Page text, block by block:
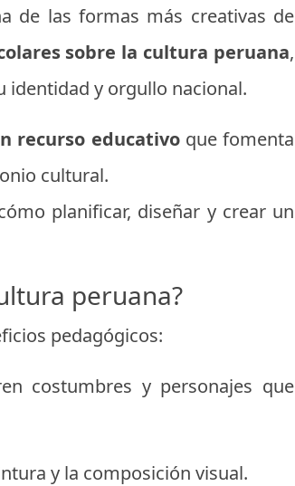
de las formas más creativas de
sobre la cultura peruana,
identidad y orgullo nacional.
recurso educativoque fomenta
cultural.
planificar, diseñar y crear un
peruana?
pedagógicos:
costumbres y personajes que
y la composición visual.